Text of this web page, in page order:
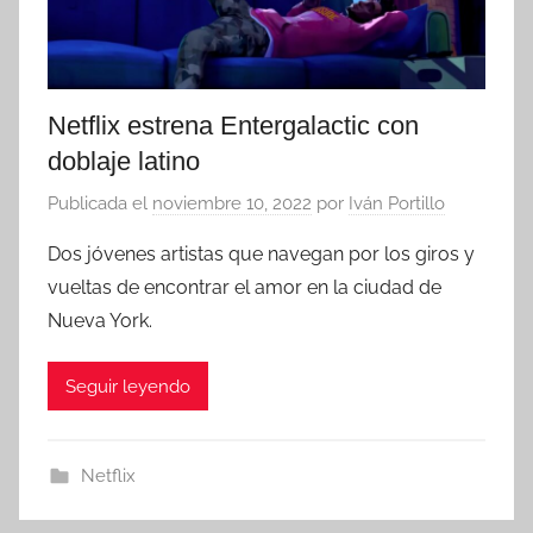
Netflix estrena Entergalactic con
doblaje latino
Publicada el noviembre 10, 2022 por Iván Portillo
Dos jóvenes artistas que navegan por los giros y
vueltas de encontrar el amor en la ciudad de
Nueva York.
Seguir leyendo
Netflix